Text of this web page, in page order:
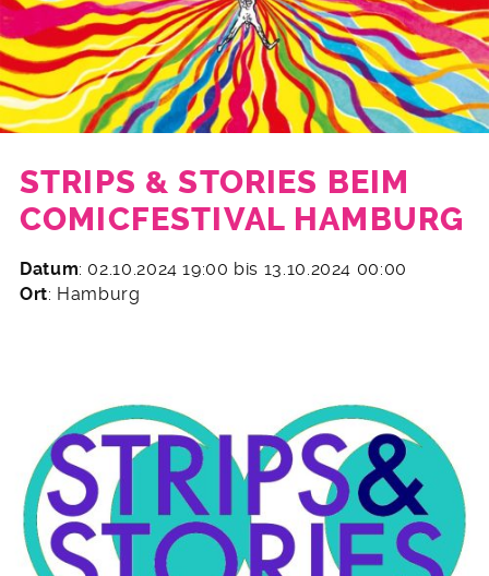
STRIPS & STORIES BEIM
COMICFESTIVAL HAMBURG
16.
September
Datum: 02.10.2024 19:00 bis 13.10.2024 00:00
Ort: Hamburg